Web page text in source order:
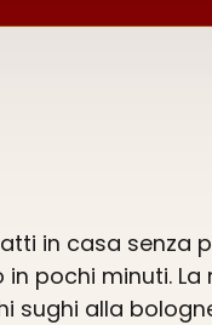
in casa senza
pochi minuti.
alla